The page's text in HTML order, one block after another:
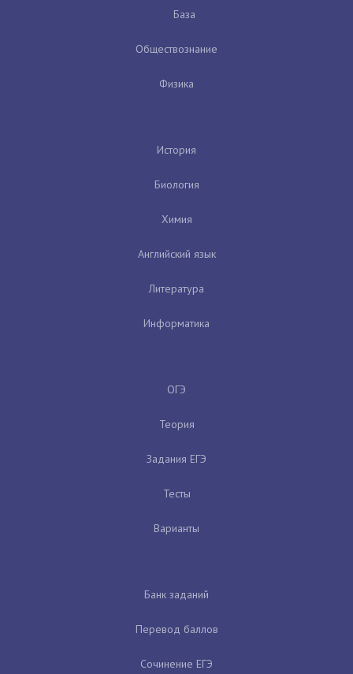
База
Обществознание
Физика
История
Биология
Химия
Английский язык
Литература
Информатика
ОГЭ
Теория
Задания ЕГЭ
Тесты
Варианты
Банк заданий
Перевод баллов
Сочинение ЕГЭ